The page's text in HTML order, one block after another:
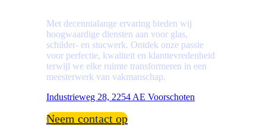
Met decennialange ervaring bieden wij
hoogwaardige diensten aan voor glas,
schilder- en stucwerk. Ontdek onze passie
voor perfectie, kwaliteit en klanttevredenheid
terwijl we elke ruimte transformeren in een
meesterwerk van vakmanschap.
Industrieweg 28, 2254 AE Voorschoten
Neem contact op